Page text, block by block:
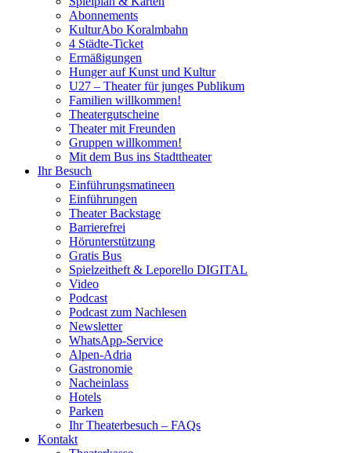
Abonnements
KulturAbo Koralmbahn
4 Städte-Ticket
Ermäßigungen
Hunger auf Kunst und Kultur
U27 – Theater für junges Publikum
Familien willkommen!
Theatergutscheine
Theater mit Freunden
Gruppen willkommen!
Mit dem Bus ins Stadttheater
Ihr Besuch
Einführungsmatineen
Einführungen
Theater Backstage
Barrierefrei
Hörunterstützung
Gratis Bus
Spielzeitheft & Leporello DIGITAL
Video
Podcast
Podcast zum Nachlesen
Newsletter
WhatsApp-Service
Alpen-Adria
Gastronomie
Nacheinlass
Hotels
Parken
Ihr Theaterbesuch – FAQs
Kontakt